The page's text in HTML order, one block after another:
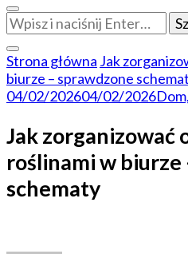
Szukasz
czegoś?
Strona główna Jak
biurze – sprawdzone
04/02/202604/02/2026
Jak zorganizować
roślinami w biurze
schematy